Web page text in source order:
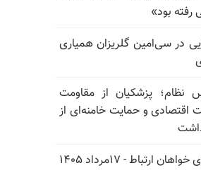
رفته بود»
در سی‌امین گلریزان همیاری
نظام؛ پزشکیان از مقاومت
اقتصادی و حمایت خامنه‌ای از
ارتباط - ۱۷مرداد ۱۴۰۵